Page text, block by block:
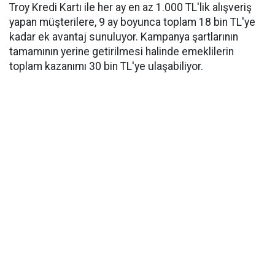
Troy Kredi Kartı ile her ay en az 1.000 TL'lik alışveriş
yapan müşterilere, 9 ay boyunca toplam 18 bin TL'ye
kadar ek avantaj sunuluyor. Kampanya şartlarının
tamamının yerine getirilmesi halinde emeklilerin
toplam kazanımı 30 bin TL'ye ulaşabiliyor.